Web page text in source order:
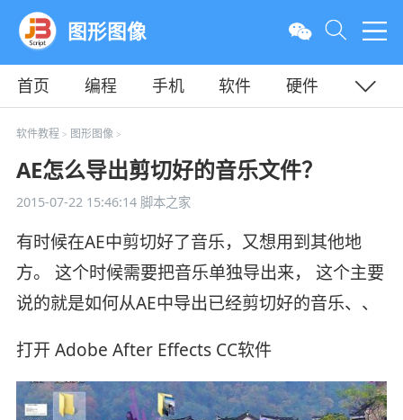
图形图像
首页 编程 手机 软件
硬件
教程
平面
软件教程 > 图形图像>
AE怎么导出剪切好的音乐文件？
2015-07-22 15:46:14脚本之家
有时候在AE中剪切好了音乐，又想用到其他地
方。 这个时候需要把音乐单独导出来， 这个主要
说的就是如何从AE中导出已经剪切好的音乐、、
打开 Adobe After Effects CC软件